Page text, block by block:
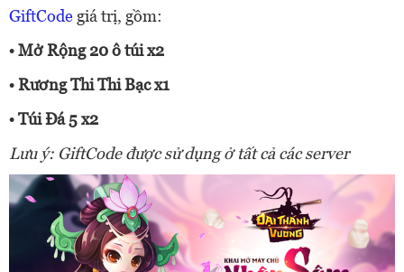
GiftCode giá trị, gồm:
• Mở Rộng 20 ô túi x2
• Rương Thi Thi Bạc x1
• Túi Đá 5 x2
Lưu ý: GiftCode được sử dụng ở tất cả các server